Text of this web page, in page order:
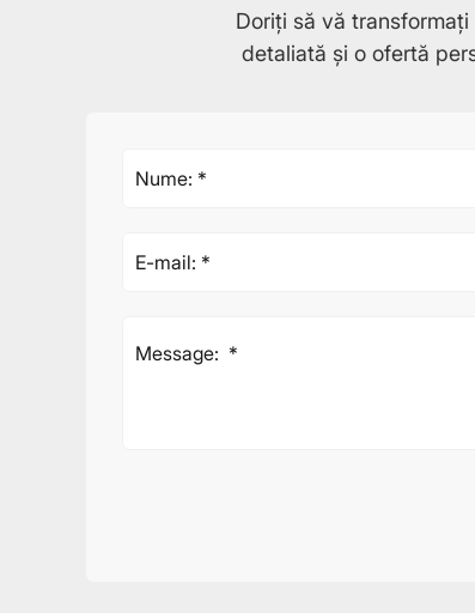
Doriți să vă
detaliată și o ofertă